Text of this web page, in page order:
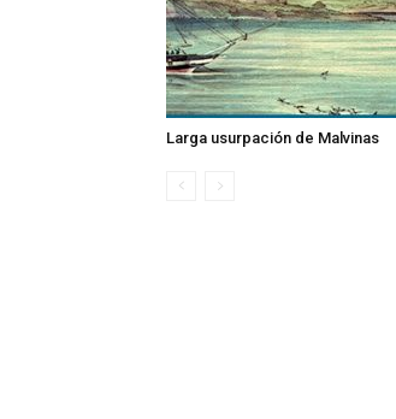
Larga usurpación de Malvinas